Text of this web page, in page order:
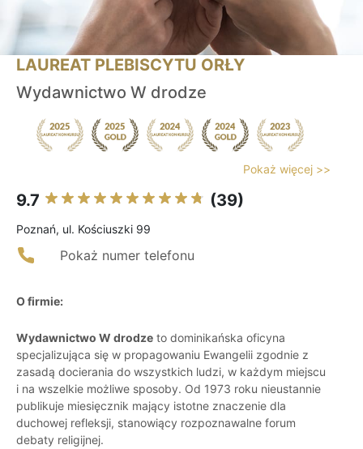
LAUREAT PLEBISCYTU ORŁY
Wydawnictwo W drodze
Pokaż więcej >>
9.7 (39)
Poznań, ul. Kościuszki 99
Pokaż numer telefonu
O firmie:
Wydawnictwo W drodze to dominikańska oficyna
specjalizująca się w propagowaniu Ewangelii zgodnie z
zasadą docierania do wszystkich ludzi, w każdym miejscu
i na wszelkie możliwe sposoby. Od 1973 roku nieustannie
publikuje miesięcznik mający istotne znaczenie dla
duchowej refleksji, stanowiący rozpoznawalne forum
debaty religijnej.